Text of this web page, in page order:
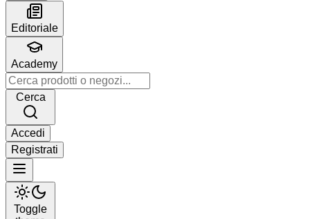
Editoriale
Academy
Accedi
Registrati
Toggle